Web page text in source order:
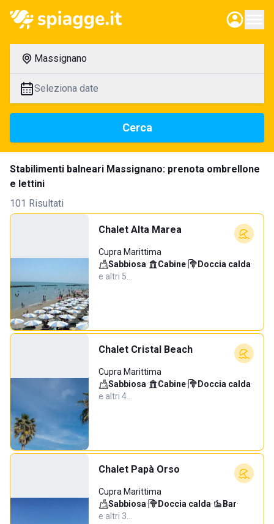
Massignano
Seleziona date
Cerca
Stabilimenti balneari Massignano: prenota ombrellone
e lettini
101 Risultati
Chalet Alta Marea
Cupra Marittima
Sabbiosa· Cabine· Doccia calda·
e altri 5…
Chalet Cristal Beach
Cupra Marittima
Sabbiosa· Cabine· Doccia calda·
e altri 4…
Chalet Papà Orso
Cupra Marittima
Sabbiosa· Doccia calda· Bar·
e altri 3…